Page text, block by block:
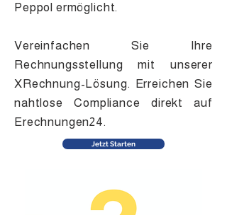
Peppol ermöglicht.
Vereinfachen Sie Ihre
Rechnungsstellung mit unserer
XRechnung-Lösung. Erreichen Sie
nahtlose Compliance direkt auf
Erechnungen24.
Jetzt Starten